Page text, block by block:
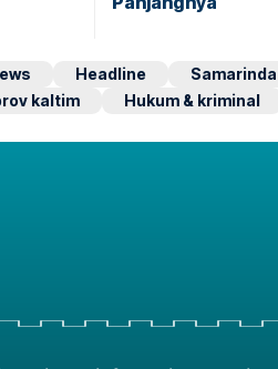
Headline
Samarinda
kaltim Hukum & kriminal